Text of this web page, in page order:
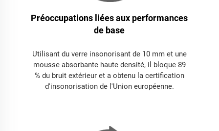
Préoccupations liées aux performances
de base
Utilisant du verre insonorisant de 10 mm et une
mousse absorbante haute densité, il bloque 89
% du bruit extérieur et a obtenu la certification
d'insonorisation de l'Union européenne.